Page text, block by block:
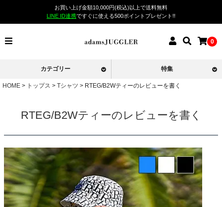
お買い上げ金額10,000円(税込)以上で送料無料
LINE ID連携ですぐに使える500ポイントプレゼント!!
0
カテゴリー 特集
HOME トップス Tシャツ RTEG/B2Wティーのレビューを書く
RTEG/B2Wティーのレビューを書く